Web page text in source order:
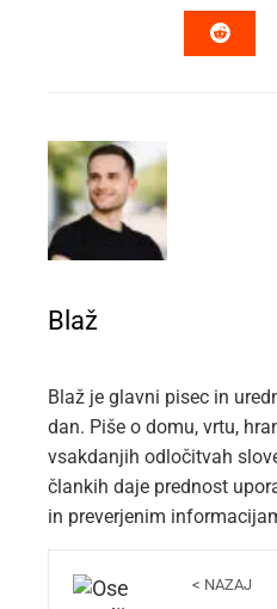
FACEBOOK
Blaž
Blaž je glavni pisec in
dan. Piše o domu, vrtu,
vsakdanjih odločitvah
člankih daje prednost
in preverjenim
< NAZAJ